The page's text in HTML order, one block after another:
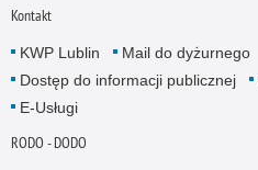
Kontakt
KWP Lublin Mail do dyżurnego
Dostęp do informacji publicznej
E-Usługi
RODO - DODO